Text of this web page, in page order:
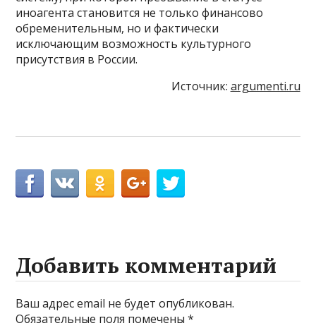
иноагента становится не только финансово
обременительным, но и фактически
исключающим возможность культурного
присутствия в России.
Источник: argumenti.ru
Добавить комментарий
Ваш адрес email не будет опубликован.
Обязательные поля помечены*